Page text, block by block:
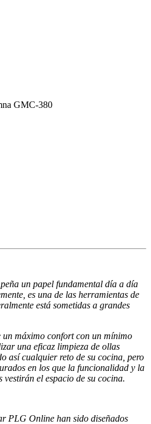
GMC-380
un papel fundamental día a día
es una de las herramientas de
está sometidas a grandes
máximo confort con un mínimo
una eficaz limpieza de ollas
así cualquier reto de su cocina, pero
en los que la funcionalidad y la
vestirán el espacio de su cocina.
PLG Online han sido diseñados